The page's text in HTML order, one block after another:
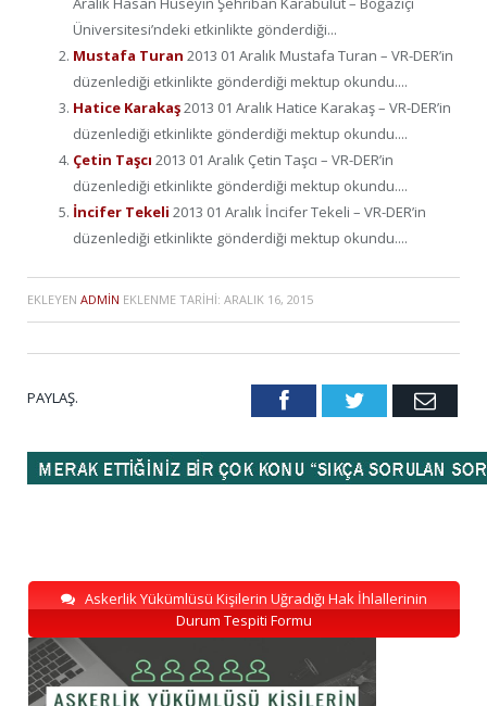
Üniversitesi’ndeki etkinlikte gönderdiği...
Mustafa Turan 2013 01 Aralık Mustafa Turan – VR-DER’in
düzenlediği etkinlikte gönderdiği mektup okundu....
Hatice Karakaş2013 01 Aralık Hatice Karakaş – VR-DER’in
düzenlediği etkinlikte gönderdiği mektup okundu....
Çetin Taşcı 2013 01 Aralık Çetin Taşcı – VR-DER’in
düzenlediği etkinlikte gönderdiği mektup okundu....
İncifer Tekeli 2013 01 Aralık İncifer Tekeli – VR-DER’in
düzenlediği etkinlikte gönderdiği mektup okundu....
EKLEYEN ADMIN EKLENME TARIHI: ARALIK 16, 2015
PAYLAŞ. FacebookTwitter Email
Askerlik Yükümlüsü Kişilerin Uğradığı Hak İhlallerinin
Durum Tespiti Formu